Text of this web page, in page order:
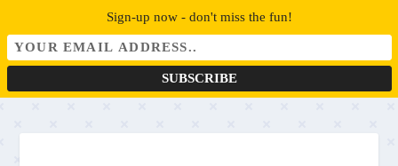
Sign-up now - don't miss the fun!